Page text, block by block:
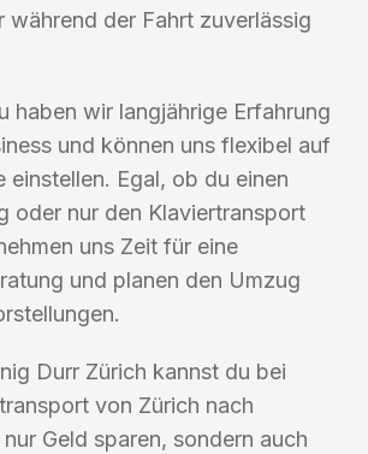
während der Fahrt zuverlässig
haben wir langjährige Erfahrung
und können uns flexibel auf
einstellen. Egal, ob du einen
oder nur den Klaviertransport
uns Zeit für eine
und planen den Umzug
Durr Zürich kannst du bei
von Zürich nach
Geld sparen, sondern auch